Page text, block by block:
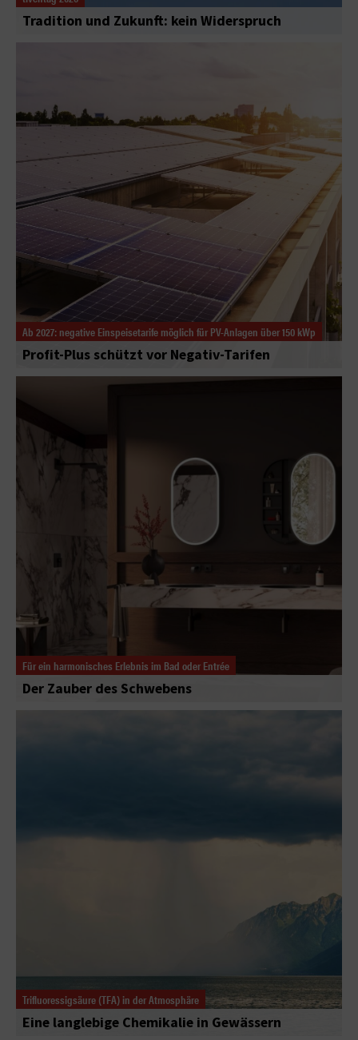
Tradition und Zukunft: kein Widerspruch
Ab 2027: negative Einspeisetarife möglich für PV-Anlagen über 150 kWp
Profit-Plus schützt vor Negativ-Tarifen
Für ein harmonisches Erlebnis im Bad oder Entrée
Der Zauber des Schwebens
Trifluoressigsäure (TFA) in der Atmosphäre
Eine langlebige Chemikalie in Gewässern